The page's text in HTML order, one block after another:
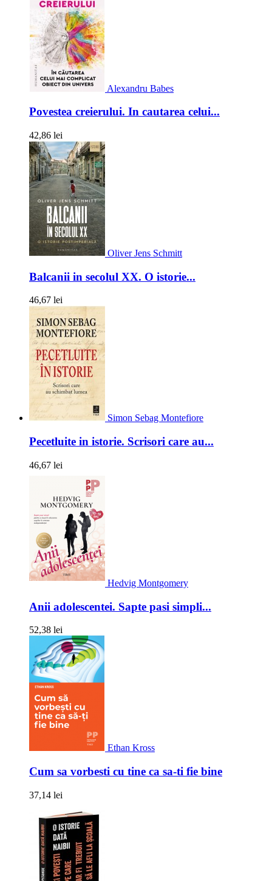
Alexandru Babes
Povestea creierului. In cautarea celui...
42,86 lei
Oliver Jens Schmitt
Balcanii in secolul XX. O istorie...
46,67 lei
Simon Sebag Montefiore
Pecetluite in istorie. Scrisori care au...
46,67 lei
Hedvig Montgomery
Anii adolescentei. Sapte pasi simpli...
52,38 lei
Ethan Kross
Cum sa vorbesti cu tine ca sa-ti fie bine
37,14 lei